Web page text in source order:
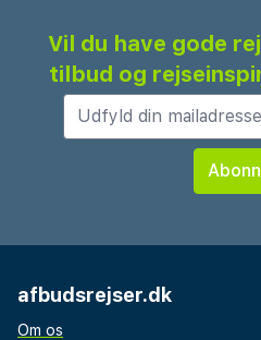
Vil du have gode
tilbud og
afbudsrejser.dk
Om os